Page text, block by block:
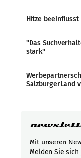
Hitze beeinflusst
"Das
stark"
SalzburgerLand
Mit unseren
Melden Sie